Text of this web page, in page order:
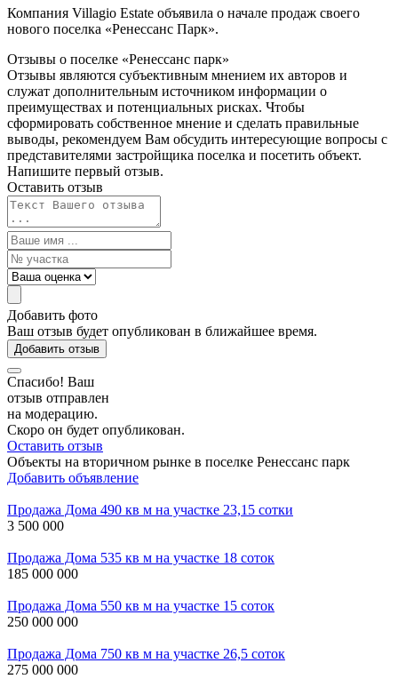
Компания Villagio Estate объявила о начале продаж своего
нового поселка «Ренессанс Парк».
Отзывы о поселке «Ренессанс парк»
Отзывы являются субъективным мнением их авторов и
служат дополнительным источником информации о
преимуществах и потенциальных рисках. Чтобы
сформировать собственное мнение и сделать правильные
выводы, рекомендуем Вам обсудить интересующие вопросы с
представителями застройщика поселка и посетить объект.
Напишите первый отзыв.
Оставить отзыв
Добавить фото
Ваш отзыв будет опубликован в ближайшее время.
Добавить отзыв
Спасибо! Ваш
отзыв отправлен
на модерацию.
Скоро он будет опубликован.
Оставить отзыв
Объекты на вторичном рынке в поселке Ренессанс парк
Добавить объявление
Продажа Дома 490 кв м на участке 23,15 сотки
3 500 000
Продажа Дома 535 кв м на участке 18 соток
185 000 000
Продажа Дома 550 кв м на участке 15 соток
250 000 000
Продажа Дома 750 кв м на участке 26,5 соток
275 000 000